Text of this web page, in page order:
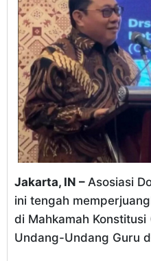
Jakarta, IN – Asosiasi
ini tengah
di Mahkamah
Undang-Undang Guru